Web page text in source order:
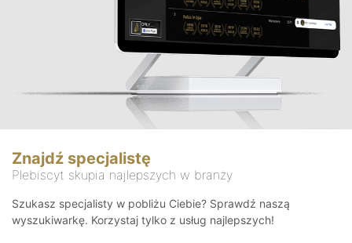
Znajdź specjalistę
Plebiscyt skupia najlepszych w branży
Szukasz specjalisty w pobliżu Ciebie? Sprawdź naszą
wyszukiwarkę. Korzystaj tylko z usług najlepszych!